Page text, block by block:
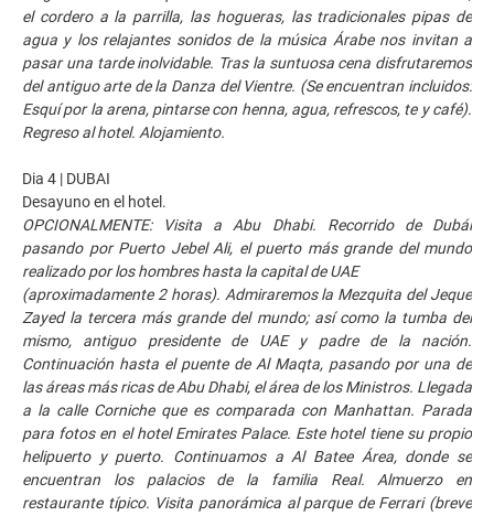
el cordero a la parrilla, las hogueras, las tradicionales pipas de
agua y los relajantes sonidos de la música Árabe nos invitan a
pasar una tarde inolvidable. Tras la suntuosa cena disfrutaremos
del antiguo arte de la Danza del Vientre. (Se encuentran incluidos:
Esquí por la arena, pintarse con henna, agua, refrescos, te y café).
Regreso al hotel. Alojamiento.
Dia 4 | DUBAI
Desayuno en el hotel.
OPCIONALMENTE: Visita a Abu Dhabi. Recorrido de Dubái
pasando por Puerto Jebel Ali, el puerto más grande del mundo
realizado por los hombres hasta la capital de UAE
(aproximadamente 2 horas). Admiraremos la Mezquita del Jeque
Zayed la tercera más grande del mundo; así como la tumba del
mismo, antiguo presidente de UAE y padre de la nación.
Continuación hasta el puente de Al Maqta, pasando por una de
las áreas más ricas de Abu Dhabi, el área de los Ministros. Llegada
a la calle Corniche que es comparada con Manhattan. Parada
para fotos en el hotel Emirates Palace. Este hotel tiene su propio
helipuerto y puerto. Continuamos a Al Batee Área, donde se
encuentran los palacios de la familia Real. Almuerzo en
restaurante típico. Visita panorámica al parque de Ferrari (breve